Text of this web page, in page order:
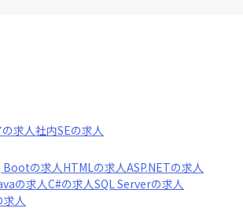
の求人社内SEの求人
Bootの求人HTMLの求人ASP.NETの求人
の求人C#の求人SQL Serverの求人
求人